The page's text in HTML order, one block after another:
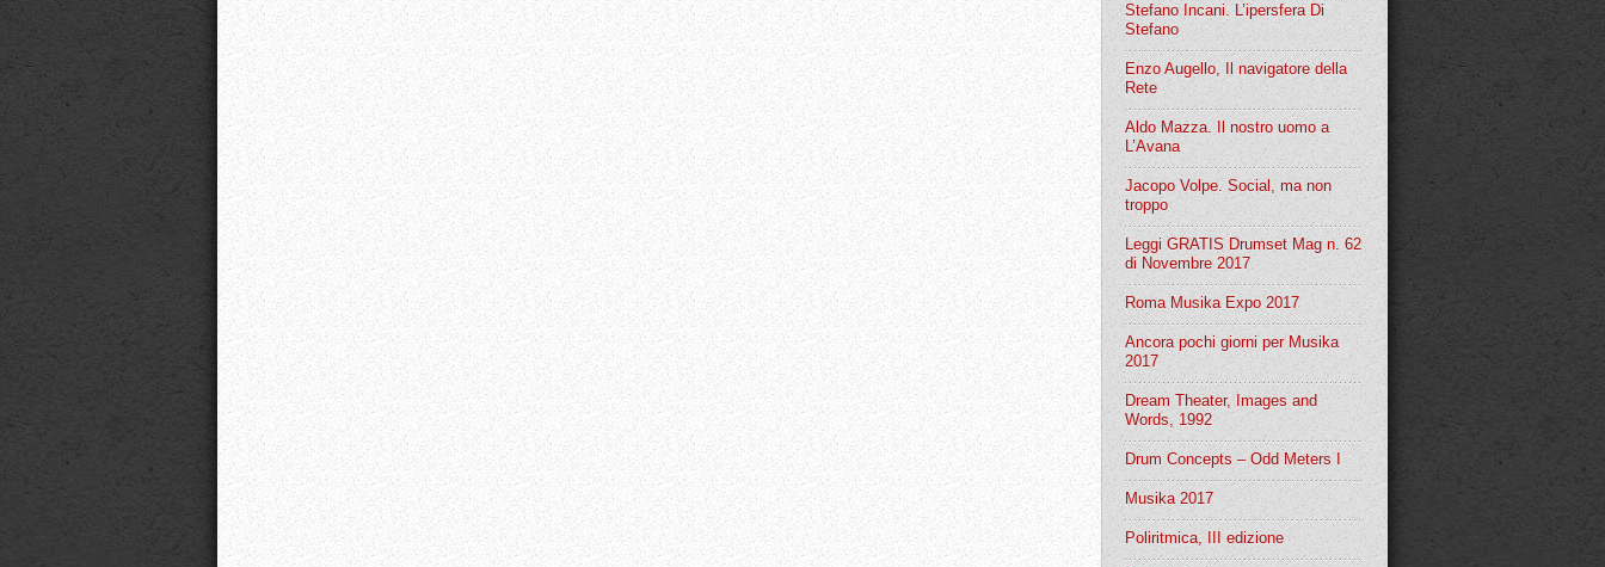
Stefano Incani. L’ipersfera Di
Stefano
Enzo Augello, Il navigatore della
Rete
Aldo Mazza. Il nostro uomo a
L’Avana
Jacopo Volpe. Social, ma non
troppo
Leggi GRATIS Drumset Mag n. 62
di Novembre 2017
Roma Musika Expo 2017
Ancora pochi giorni per Musika
2017
Dream Theater, Images and
Words, 1992
Drum Concepts – Odd Meters I
Musika 2017
Poliritmica, III edizione